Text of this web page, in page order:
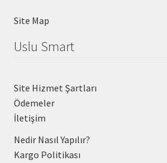
Site Map
Uslu Smart
Site Hizmet Şartları
Ödemeler
İletişim
Nedir Nasıl Yapılır?
Kargo Politikası